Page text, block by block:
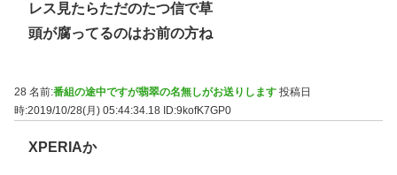
レス見たらただのたつ信で草
頭が腐ってるのはお前の方ね
28 名前:番組の途中ですが翡翠の名無しがお送りします 投稿日
時:2019/10/28(月) 05:44:34.18 ID:9kofK7GP0
XPERIAか